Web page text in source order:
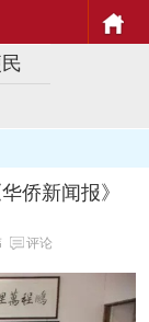
侨新闻报》
评论